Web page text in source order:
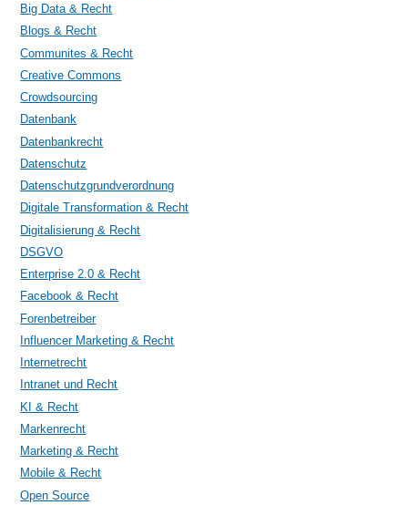
Big Data & Recht
Blogs & Recht
Communites & Recht
Creative Commons
Crowdsourcing
Datenbank
Datenbankrecht
Datenschutz
Datenschutzgrundverordnung
Digitale Transformation & Recht
Digitalisierung & Recht
DSGVO
Enterprise 2.0 & Recht
Facebook & Recht
Forenbetreiber
Influencer Marketing & Recht
Internetrecht
Intranet und Recht
KI & Recht
Markenrecht
Marketing & Recht
Mobile & Recht
Open Source